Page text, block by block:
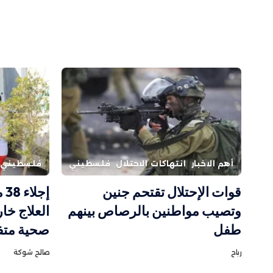
أهم الاخبار انتهاكات الاحتلال فلسطيني
قوات الإحتلال تقتحم جنين
وتصيب مواطنين بالرصاص بينهم
طفل
رباح
فلسطيني
العلاج
صحية
صالح شوكة